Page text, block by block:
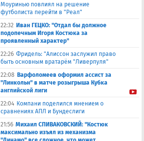
Моуринью повлиял на решение
футболиста перейти в "Реал"
22:32 Иван ГЕЦКО: "Отдал бы должное
подопечным Игоря Костюка за
проявленный характер"
22:26 Фридель: "Алиссон заслужил право
быть основным вратарём "Ливерпуля"
22:08 Варфоломеев оформил ассист за
"Линкольн" в матче розыгрыша Кубка
английской лиги
22:04 Компани поделился мнением о
сравнениях АПЛ и Бундеслиги
21:56 Михаил СПИВАКОВСКИЙ: "Костюк
максимально изъял из механизма